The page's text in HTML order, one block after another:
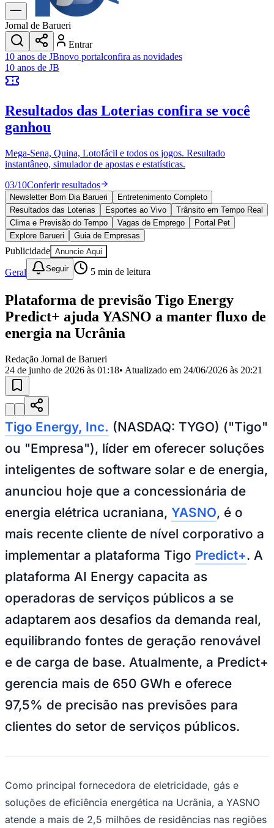
Dia a Dia & Lazer
Transportes
Gastronomia
Cinema & Shows
JogosNovo
Anuncie no Portal
Cadastrar Empresa
Divulgar Vagas
Política
Esportes
Saúde
Segurança
Cultura
Meio Ambiente
Obras
Educação
Bairros de Barueri
Selecione sua regiãoPara notícias da sua região
AldeiaAldeia da SerraAldeia de Barueri
JubranBelval BethavilleBoa
RegiãoCotiaCruz PretaEngenho Novo
MilitarItapeviJandira Jardim AudirJardim BelvalJardim
EsperançaJardim Graziela
JulioJardim Líbano
MutingaJardim Paraíso
Luís Jardim São Pedro Jardim São SilvestreJardim SilveiraJardim
TupãJardim TupanciMutinga
CamargosParque ImperialParque Santa LuziaParque VianaPirapora
ParnaíbaSilveiraTamboréVale do SolVila BarrosVila Boa VistaVila
Vila Engenho Novo
Vila Nossa Sra. da
Escada Vila PortoVotupoca
Para Sua Empresa
Anuncie no Portal
Guia de Empresas
Novo
Publicidade Legal
Negócios Regionais
Turismo
Segurança Regional
Hospitais Estaduais
Parques & Represas
Cidades da Região
Santana de Parnaíba
Osasco Carapicuíba Jandira Itapevi Cotia
Pirapora
do Bom JesusAraçariguamaCajamarCaieirasFranco da
Francisco Morato Taboão da SerraEmbu das Artes
Para Sua Empresa
Anuncie Regional
Guia de Empresas
Vagas na RegiãoNovo
Portal Educacional
Agenda de Vestibulares
Vagas de Emprego
Concursos
Jornal de Barueri
Entrar
10 anos de JBnovo portalconfira as novidades
10 anos de JB
Resultados das Loterias confira se você
ganhou
Mega-Sena, Quina, Lotofácil e todos os jogos. Resultado
instantâneo, simulador de apostas e estatísticas.
03/10Conferir resultados
Newsletter Bom Dia Barueri
Entretenimento Completo
Resultados das Loterias
Esportes ao Vivo
Trânsito em Tempo Real
Clima e Previsão do Tempo
Vagas de Emprego
Portal Pet
Explore Barueri
Guia de Empresas
Publicidade Anuncie Aqui
Geral Seguir 5 min de leitura
Plataforma de previsão Tigo Energy
Predict+ ajuda YASNO a manter fluxo de
energia na Ucrânia
Redação Jornal de Barueri
24 de junho de 2026 às 01:18• Atualizado em 24/06/2026 às 20:21
Tigo Energy, Inc. (NASDAQ: TYGO) ("Tigo"
ou "Empresa"), líder em oferecer soluções
inteligentes de software solar e de energia,
anunciou hoje que a concessionária de
energia elétrica ucraniana, YASNO, é o
mais recente cliente de nível corporativo a
implementar a plataforma Tigo Predict+. A
plataforma AI Energy capacita as
operadoras de serviços públicos a se
adaptarem aos desafios da demanda real,
equilibrando fontes de geração renovável
e de carga de base. Atualmente, a Predict+
gerencia mais de 650 GWh e oferece
97,5% de precisão nas previsões para
clientes do setor de serviços públicos.
Como principal fornecedora de eletricidade, gás e
soluções de eficiência energética na Ucrânia, a YASNO
atende a mais de 2,5 milhões de residências nas regiões